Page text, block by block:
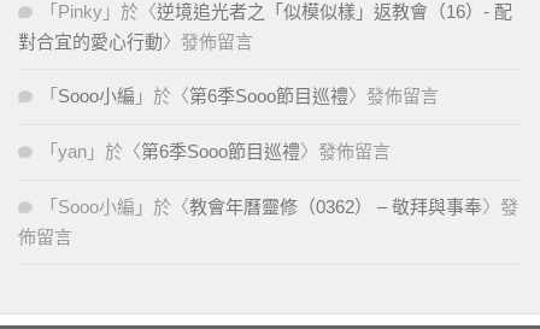
「 Pinky 」於〈逆境追光者之「似模似樣」返教會（16）- 配
對合宜的愛心行動〉發佈留言
「 Sooo小編 」於〈第6季Sooo節目巡禮〉發佈留言
「 yan 」於〈第6季Sooo節目巡禮〉發佈留言
「 Sooo小編 」於〈教會年曆靈修（0362） – 敬拜與事奉〉發
佈留言